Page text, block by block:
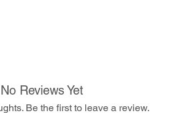
No Reviews Yet
Be the first to leave a review.